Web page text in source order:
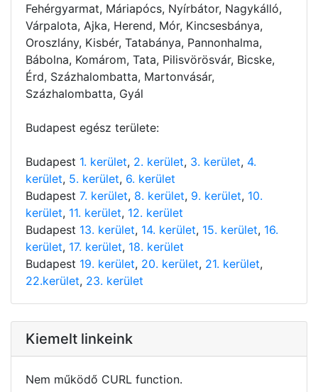
Fehérgyarmat, Máriapócs, Nyírbátor, Nagykálló,
Várpalota, Ajka, Herend, Mór, Kincsesbánya,
Oroszlány, Kisbér, Tatabánya, Pannonhalma,
Bábolna, Komárom, Tata, Pilisvörösvár, Bicske,
Érd, Százhalombatta, Martonvásár,
Százhalombatta, Gyál
Budapest egész területe:
Budapest 1. kerület, 2. kerület, 3. kerület, 4.
kerület, 5. kerület, 6. kerület
Budapest 7. kerület, 8. kerület, 9. kerület, 10.
kerület, 11. kerület, 12. kerület
Budapest 13. kerület, 14. kerület, 15. kerület, 16.
kerület, 17. kerület, 18. kerület
Budapest 19. kerület, 20. kerület, 21. kerület,
22.kerület, 23. kerület
Kiemelt linkeink
Nem működő CURL function.